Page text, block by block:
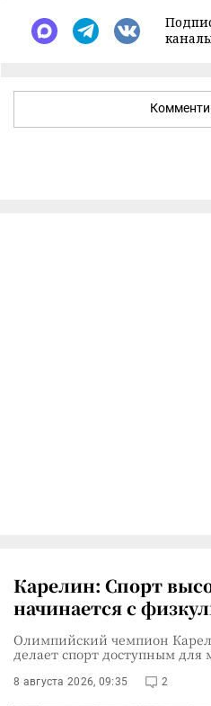
Карелин: Спорт
начинается с
Олимпийский чемпион
делает спорт доступным для
8 августа 2026, 09:35 2